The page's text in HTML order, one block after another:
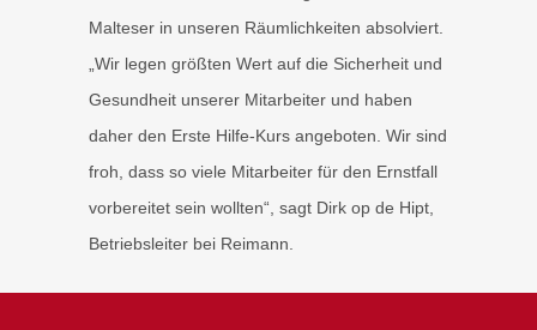
Malteser in unseren Räumlichkeiten absolviert.
„Wir legen größten Wert auf die Sicherheit und
Gesundheit unserer Mitarbeiter und haben
daher den Erste Hilfe-Kurs angeboten. Wir sind
froh, dass so viele Mitarbeiter für den Ernstfall
vorbereitet sein wollten“, sagt Dirk op de Hipt,
Betriebsleiter bei Reimann.